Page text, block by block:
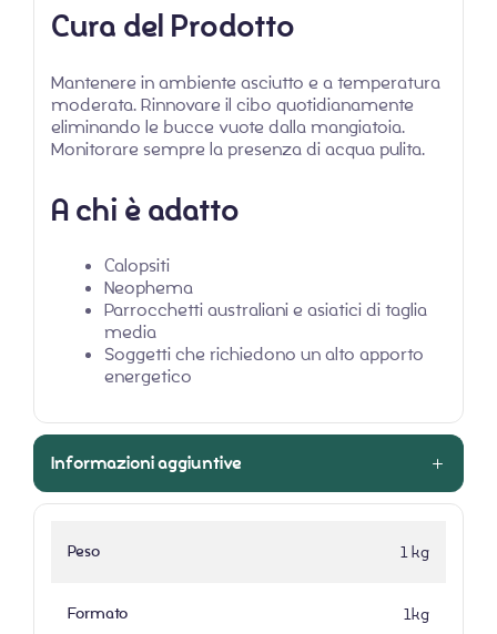
Cura del Prodotto
Mantenere in ambiente asciutto e a temperatura
moderata. Rinnovare il cibo quotidianamente
eliminando le bucce vuote dalla mangiatoia.
Monitorare sempre la presenza di acqua pulita.
A chi è adatto
Calopsiti
Neophema
Parrocchetti australiani e asiatici di taglia
media
Soggetti che richiedono un alto apporto
energetico
Informazioni aggiuntive
Peso 1 kg
Formato 1kg